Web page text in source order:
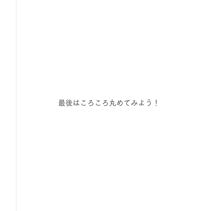
最後はころころ丸めてみよう！